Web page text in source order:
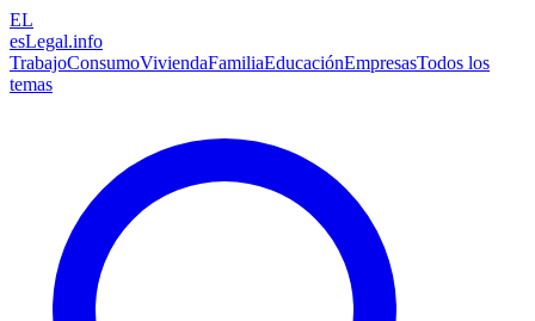
EL
esLegal.info
TrabajoConsumoViviendaFamiliaEducaciónEmpresasTodos los
temas